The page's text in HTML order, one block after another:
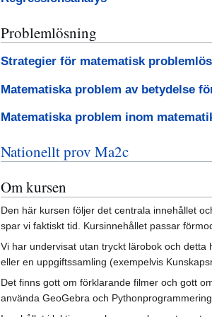
Problemlösning
Strategier för matematisk
Matematiska problem av betydelse
Matematiska problem inom
Nationellt prov Ma2c
Om kursen
Den här kursen följer det centrala innehållet
spar vi faktiskt tid. Kursinnehållet passar
Vi har undervisat utan tryckt lärobok och
eller en uppgiftssamling (exempelvis
Det finns gott om förklarande filmer och gott
använda GeoGebra och Pythonprogrammering.